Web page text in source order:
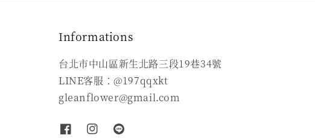
Informations
台北市中山區新生北路三段19巷34號
LINE客服：@197qqxkt
gleanflower@gmail.com